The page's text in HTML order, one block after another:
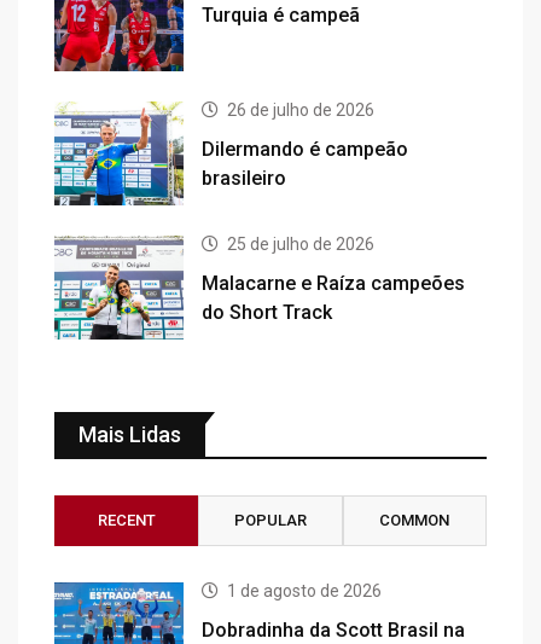
Turquia é campeã
26 de julho de 2026
Dilermando é campeão
brasileiro
25 de julho de 2026
Malacarne e Raíza campeões
do Short Track
Mais Lidas
RECENT POPULAR COMMON
1 de agosto de 2026
Dobradinha da Scott Brasil na